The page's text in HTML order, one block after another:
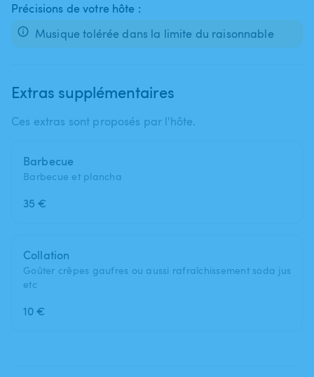
Précisions de votre hôte :
Musique tolérée dans la limite du raisonnable
Extras supplémentaires
Ces extras sont proposés par l'hôte.
Barbecue
Barbecue et plancha
35 €
Collation
Goûter crêpes gaufres ou aussi rafraîchissement soda jus
etc
10 €